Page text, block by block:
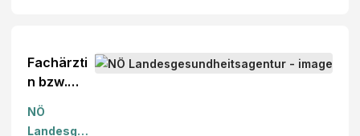
l
o
g
i
b
a
Fachärzti
n bzw.
Facharzt
für
NÖ
Landesges